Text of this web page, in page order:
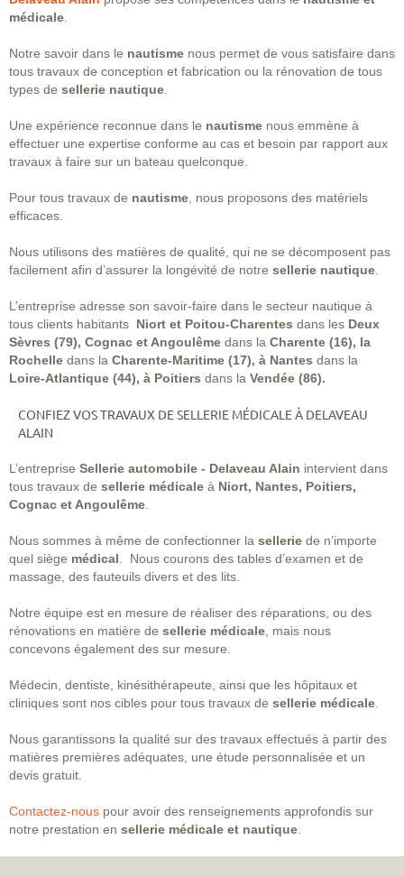
médicale
Notre savoir dans le nautisme nous permet de vous satisfaire dans
tous travaux de conception et fabrication ou la rénovation de tous
types de sellerie nautique
Une expérience reconnue dans le nautisme nous emmène à
effectuer une expertise conforme au cas et besoin par rapport aux
travaux à faire sur un bateau quelconque.
Pour tous travaux de nautisme , nous proposons des matériels
efficaces.
Nous utilisons des matières de qualité, qui ne se décomposent pas
facilement afin d’assurer la longévité de notre sellerie nautique
L’entreprise adresse son savoir-faire dans le secteur nautique à
tous clients habitants Niort et Poitou-Charentes dans les Deux
Sèvres (79), Cognac et Angoulême dans la Charente (16), la
Rochelle dans la Charente-Maritime (17), à Nantes dans la
Loire-Atlantique (44), à Poitiers dans la Vendée (86).
CONFIEZ VOS TRAVAUX DE SELLERIE MÉDICALE À DELAVEAU
ALAIN
L’entreprise Sellerie automobile - Delaveau Alain intervient dans
tous travaux de sellerie médicale à Niort, Nantes, Poitiers,
Cognac et Angoulême
Nous sommes à même de confectionner la sellerie de n’importe
quel siège médical . Nous courons des tables d’examen et de
massage, des fauteuils divers et des lits.
Notre équipe est en mesure de réaliser des réparations, ou des
rénovations en matière de sellerie médicale , mais nous
concevons également des sur mesure.
Médecin, dentiste, kinésithérapeute, ainsi que les hôpitaux et
cliniques sont nos cibles pour tous travaux de sellerie médicale
Nous garantissons la qualité sur des travaux effectués à partir des
matières premières adéquates, une étude personnalisée et un
devis gratuit.
Contactez-nous pour avoir des renseignements approfondis sur
notre prestation en sellerie médicale et nautique